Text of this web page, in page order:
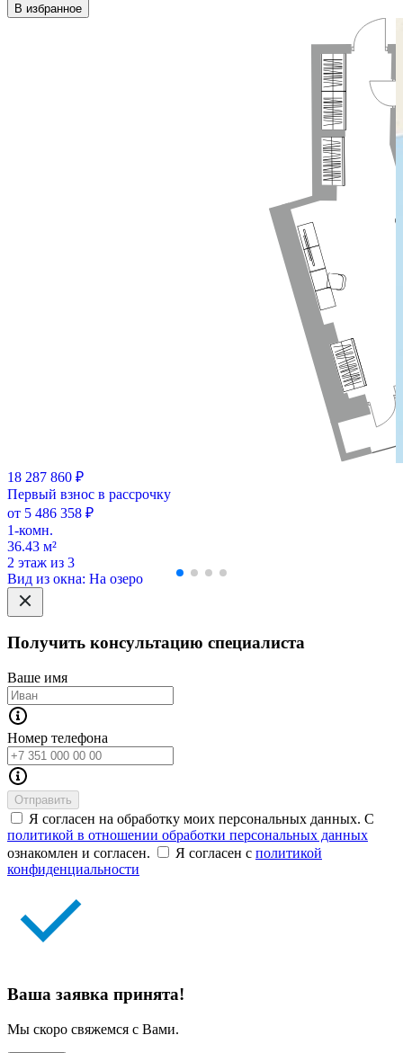
В избранное
18 287 860 ₽
Первый взнос в рассрочку
от 5 486 358 ₽
1-комн.
36.43 м²
2 этаж из 3
Вид из окна: На озеро
Получить консультацию специалиста
Ваше имя
Номер телефона
Отправить
Я согласен на обработку моих персональных данных. С
политикой в отношении обработки персональных данных
ознакомлен и согласен.
Я согласен с политикой
конфиденциальности
Ваша заявка принята!
Мы скоро свяжемся с Вами.